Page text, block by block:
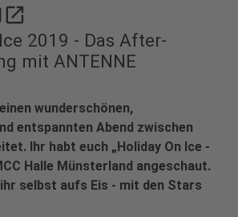
open_in_new
2019 - Das After-
mit ANTENNE
wunderschönen,
entspannten Abend zwischen
Ihr habt euch „Holiday On Ice -
Halle Münsterland angeschaut.
selbst aufs Eis - mit den Stars